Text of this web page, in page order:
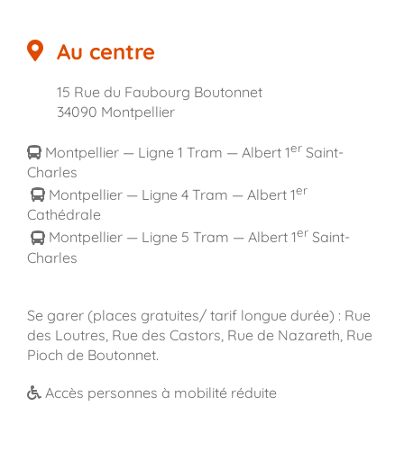
Au centre
15 Rue du Faubourg Boutonnet
34090 Montpellier
Montpellier — Ligne 1 Tram — Albert 1erSaint-
Charles
Montpellier — Ligne 4 Tram — Albert 1er
Cathédrale
Montpellier — Ligne 5 Tram — Albert 1erSaint-
Charles
Se garer (places gratuites/ tarif longue durée) : Rue
des Loutres, Rue des Castors, Rue de Nazareth, Rue
Pioch de Boutonnet.
Accès personnes à mobilité réduite